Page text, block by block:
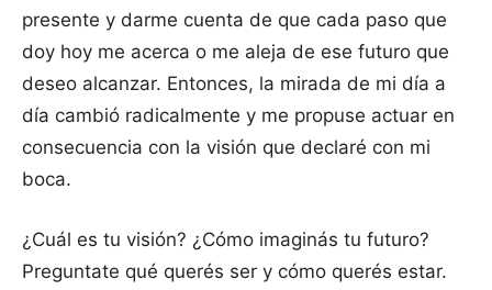
presente y darme cuenta de que cada paso que
doy hoy me acerca o me aleja de ese futuro que
deseo alcanzar. Entonces, la mirada de mi día a
día cambió radicalmente y me propuse actuar en
consecuencia con la visión que declaré con mi
boca.
¿Cuál es tu visión? ¿Cómo imaginás tu futuro?
Preguntate qué querés ser y cómo querés estar.